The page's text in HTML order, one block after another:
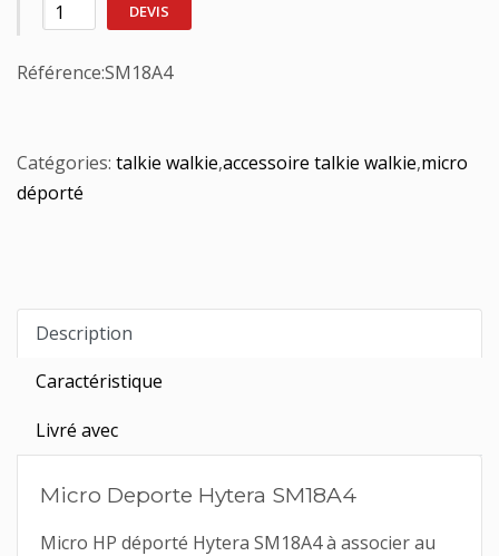
DEVIS
Référence:SM18A4
Catégories: talkie walkie,accessoire talkie walkie,micro
déporté
Description
Caractéristique
Livré avec
Micro Deporte Hytera SM18A4
Micro HP déporté Hytera SM18A4 à associer au